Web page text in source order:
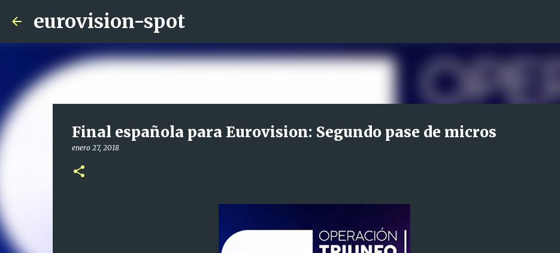
eurovision-spot
Final española para Eurovision: Segundo pase de micros
enero 27, 2018